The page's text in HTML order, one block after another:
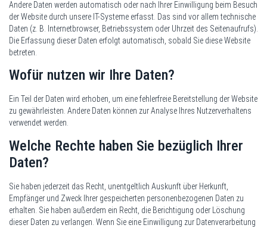
Andere Daten werden automatisch oder nach Ihrer Einwilligung beim Besuch
der Website durch unsere IT-Systeme erfasst. Das sind vor allem technische
Daten (z. B. Internetbrowser, Betriebssystem oder Uhrzeit des Seitenaufrufs).
Die Erfassung dieser Daten erfolgt automatisch, sobald Sie diese Website
betreten.
Wofür nutzen wir Ihre Daten?
Ein Teil der Daten wird erhoben, um eine fehlerfreie Bereitstellung der Website
zu gewährleisten. Andere Daten können zur Analyse Ihres Nutzerverhaltens
verwendet werden.
Welche Rechte haben Sie bezüglich Ihrer
Daten?
Sie haben jederzeit das Recht, unentgeltlich Auskunft über Herkunft,
Empfänger und Zweck Ihrer gespeicherten personenbezogenen Daten zu
erhalten. Sie haben außerdem ein Recht, die Berichtigung oder Löschung
dieser Daten zu verlangen. Wenn Sie eine Einwilligung zur Datenverarbeitung